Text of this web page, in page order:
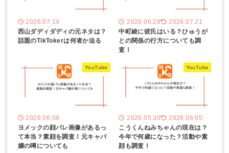
2026.07.19
西山ダディダディの元ネタは？
話題のTikTokerは何者か迫る
2026.06.28 2026.07.21
中町綾に彼氏はいる？ひゅうが
との関係の行方についても調
査！
YouTube
2026.06.08
ヨメックの顔バレ画像があるっ
て本当？素顔を調査！元キャバ
嬢の噂についても
YouTube
2026.05.30 2026.06.05
こうくんねみちゃんの現在は？
今年で何歳になった？活動や素
顔も調査！